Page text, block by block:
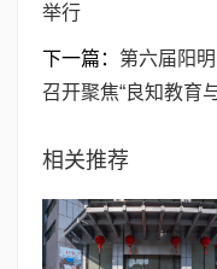
举行
下一篇： 第六届阳
召开聚焦“良知教育
相关推荐